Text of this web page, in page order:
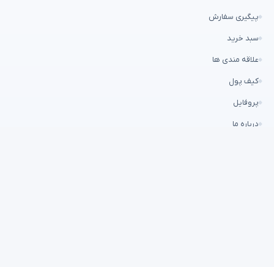
پیگیری سفارش
سبد خرید
علاقه مندی ها
کیف پول
پروفایل
درباره ما